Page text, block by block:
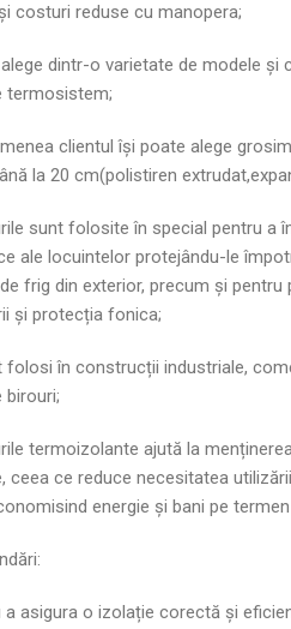
costuri reduse cu manopera;
dintr-o varietate de modele și
termosistem;
clientul își poate alege
la 20 cm(polistiren
sunt folosite în special pentru a
ale locuintelor protejându-le
frig din exterior, precum și
și protecția fonica;
folosi în construcții industriale,
birouri;
termoizolante ajută la
ceea ce reduce necesitatea
energie și bani pe termen
a asigura o izolație corectă și